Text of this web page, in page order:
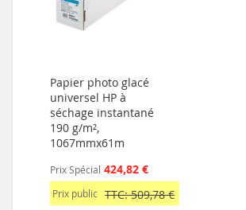
Papier photo glacé
universel HP à
séchage instantané
190 g/m²,
1067mmx61m
Prix Spécial 424,82 €
Prix public TTC: 509,78 €